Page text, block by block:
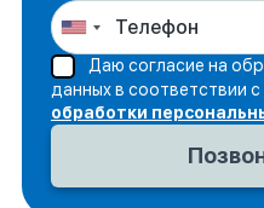
Даю согласие на
данных в соответствии с
обработки